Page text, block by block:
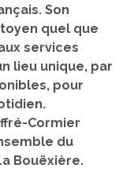
Son
quel que
services
lieu unique, par
pour
Cormier
du
Bouëxière.